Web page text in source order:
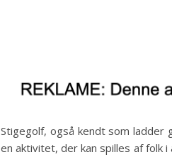
Stigegolf, også kendt som
en aktivitet, der kan spilles af